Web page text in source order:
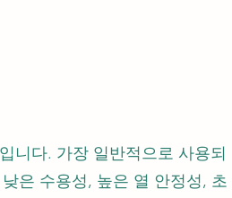
니다. 가장 일반적으로 사용되
은 수용성, 높은 열 안정성, 초